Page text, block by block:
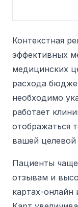
Контекстная
эффективных
медицинских
расхода
необходимо
работает
отображаться
вашей целевой
Пациенты
отзывам и
картах-онлайн